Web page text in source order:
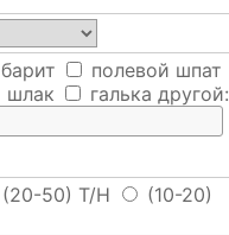
барит
полевой шпат
шлак галька другой:
(20-50) T/H
(10-20)